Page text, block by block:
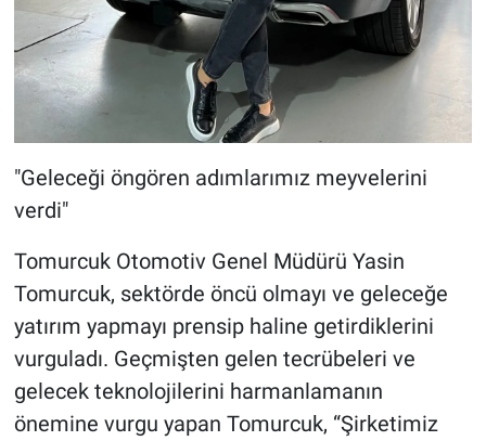
"Geleceği öngören adımlarımız meyvelerini
verdi"
Tomurcuk Otomotiv Genel Müdürü Yasin
Tomurcuk, sektörde öncü olmayı ve geleceğe
yatırım yapmayı prensip haline getirdiklerini
vurguladı. Geçmişten gelen tecrübeleri ve
gelecek teknolojilerini harmanlamanın
önemine vurgu yapan Tomurcuk, “Şirketimiz